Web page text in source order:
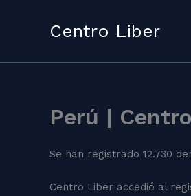
Centro Liber
Perú |
Se han registrado 12.730
Centro Liber accedió al